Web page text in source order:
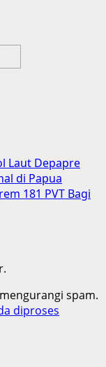
Laut Depapre
di Papua
181 PVT Bagi
spam.
diproses